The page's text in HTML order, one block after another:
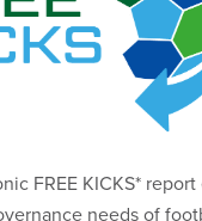
FREE KICKS*
needs of